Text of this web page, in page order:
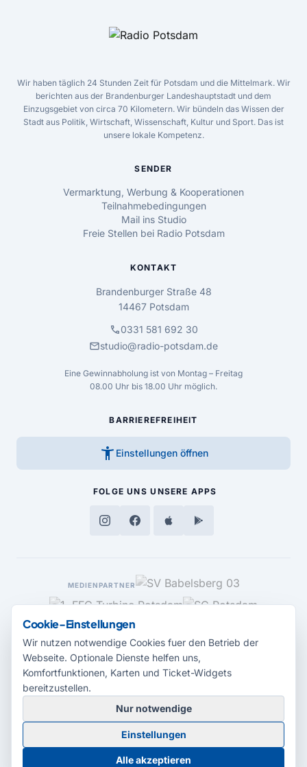
Wir haben täglich 24 Stunden Zeit für Potsdam und die Mittelmark. Wir
berichten aus der Brandenburger Landeshauptstadt und dem
Einzugsgebiet von circa 70 Kilometern. Wir bündeln das Wissen der
Stadt aus Politik, Wirtschaft, Wissenschaft, Kultur und Sport. Das ist
unsere lokale Kompetenz.
SENDER
Vermarktung, Werbung & Kooperationen
Teilnahmebedingungen
Mail ins Studio
Freie Stellen bei Radio Potsdam
KONTAKT
Brandenburger Straße 48
14467 Potsdam
call0331 581 692 30
mailstudio@radio-potsdam.de
Eine Gewinnabholung ist von Montag – Freitag
08.00 Uhr bis 18.00 Uhr möglich.
BARRIEREFREIHEIT
accessibility_new Einstellungen öffnen
FOLGE UNS UNSERE APPS
MEDIENPARTNER
© 2026 Radio Potsdam. Webseite entwickelt durch dieMedienagentur
Babelsberg
BarrierefreiheitserklärungAGBDatenschutzImpressum
Cookie-Einstellungen
Wir nutzen notwendige Cookies fuer den Betrieb der
Webseite. Optionale Dienste helfen uns,
Komfortfunktionen, Karten und Ticket-Widgets
bereitzustellen.
Nur notwendige
Einstellungen
Alle akzeptieren